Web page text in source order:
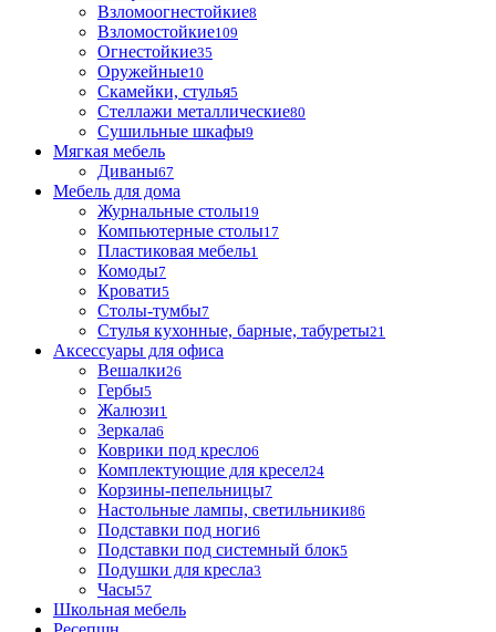
Взломоогнестойкие8
Взломостойкие109
Огнестойкие35
Оружейные10
Скамейки, стулья5
Стеллажи металлические80
Сушильные шкафы9
Мягкая мебель
Диваны67
Мебель для дома
Журнальные столы19
Компьютерные столы17
Пластиковая мебель1
Комоды7
Кровати5
Столы-тумбы7
Стулья кухонные, барные, табуреты21
Аксессуары для офиса
Вешалки26
Гербы5
Жалюзи1
Зеркала6
Коврики под кресло6
Комплектующие для кресел24
Корзины-пепельницы7
Настольные лампы, светильники86
Подставки под ноги6
Подставки под системный блок5
Подушки для кресла3
Часы57
Школьная мебель